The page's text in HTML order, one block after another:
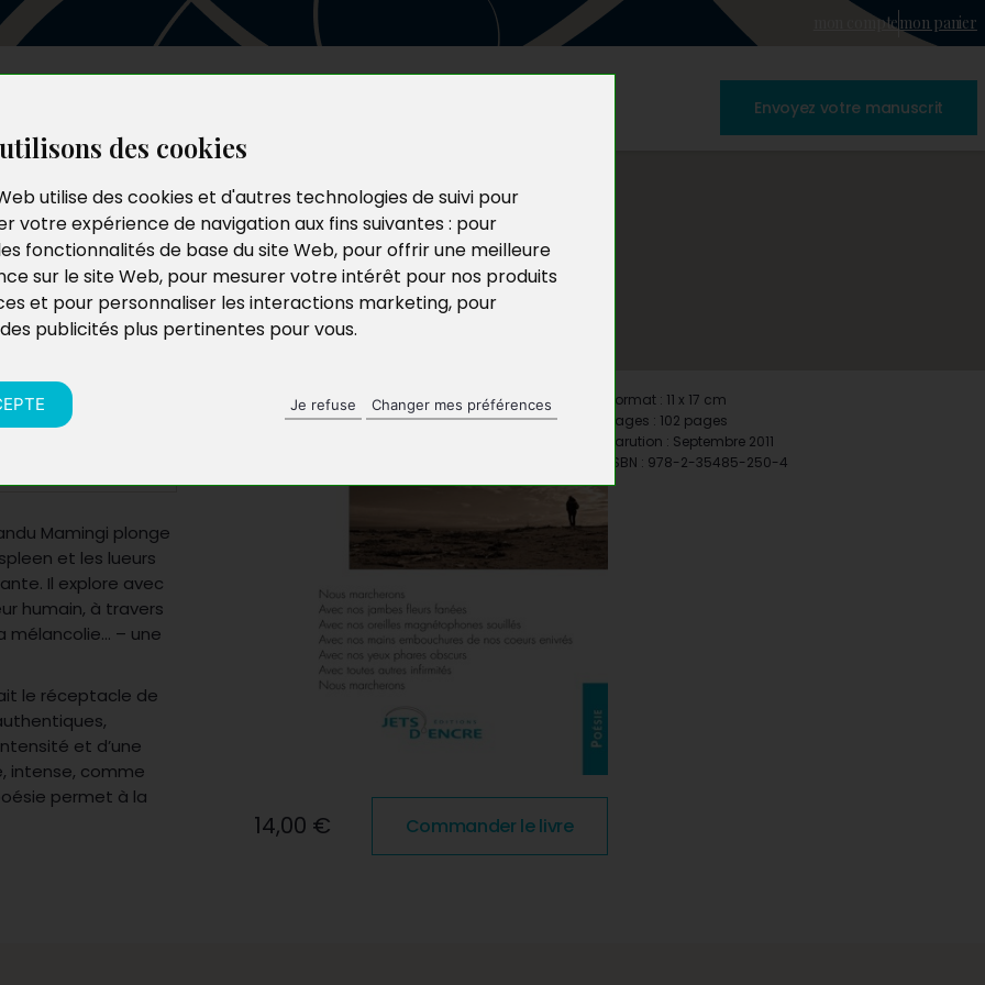
des cookies
utilise des cookies et d'autres technologies de suivi pour
votre expérience de navigation aux fins suivantes : pour
fonctionnalités de base du site Web, pour offrir une meilleure
sur le site Web, pour mesurer votre intérêt pour nos produits
et pour personnaliser les interactions marketing, pour
publicités plus pertinentes pour vous.
Je refuse Changer mes préférences
mon comptemon panier
Envoyez votre manuscrit
Les
Mamingi plonge
et les lueurs
Il explore avec
humain, à travers
mélancolie… – une
le réceptacle de
et d’une
intense, comme
permet à la
14,00 € Commander le livre
Format : 11 x 17 cm
Pages : 102 pages
Parution : Septembre 2011
ISBN : 978-2-35485-250-4